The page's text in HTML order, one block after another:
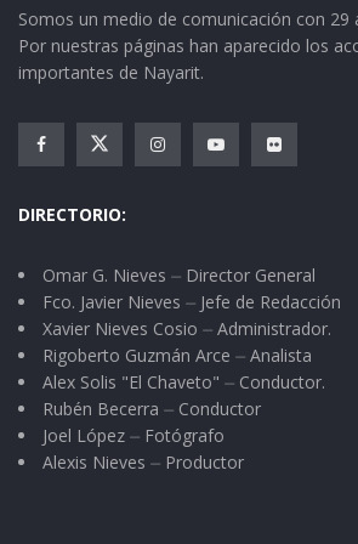
regresar a casa. Encendí la
sino hasta que llegué a mi
centro… ¿Será todo esto
Somos un medio de comunicación con 29
Por nuestras páginas han aparecido los
importantes de Nayarit.
DIRECTORIO:
Omar G. Nieves ⏤ Director General
Fco. Javier Nieves ⏤ Jefe de Redacción
Xavier Nieves Cosio ⏤ Administrador.
Rigoberto Guzmán Arce ⏤ Analista
Alex Solis "El Chaveto" ⏤ Conductor.
Rubén Becerra ⏤ Conductor
Joel López ⏤ Fotógrafo
Alexis Nieves ⏤ Productor